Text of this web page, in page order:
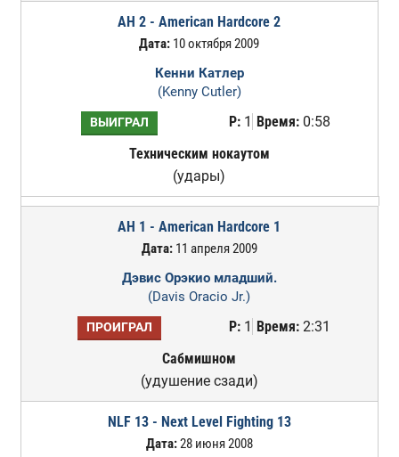
AH 2 - American Hardcore 2
Дата: 10 октября 2009
Кенни Катлер
(Kenny Cutler)
ВЫИГРАЛ Р:1 Время:0:58
Техническим нокаутом
(удары)
AH 1 - American Hardcore 1
Дата:11 апреля 2009
Дэвис Орэкио младший.
(Davis Oracio Jr.)
ПРОИГРАЛ Р:1 Время:2:31
Сабмишном
(удушение сзади)
NLF 13 - Next Level Fighting 13
Дата:28 июня 2008